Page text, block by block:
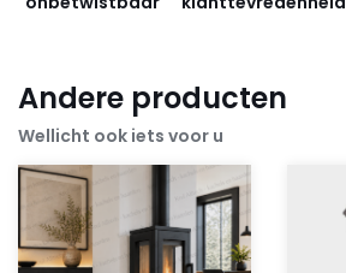
wordt aangevoerd.
Andere producten
Wellicht ook iets voor u